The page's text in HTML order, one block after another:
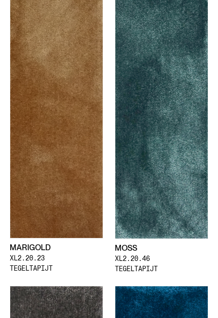
MARIGOLD
XL2.20.23
TEGELTAPIJT
MOSS
XL2.20.46
TEGELTAPIJT